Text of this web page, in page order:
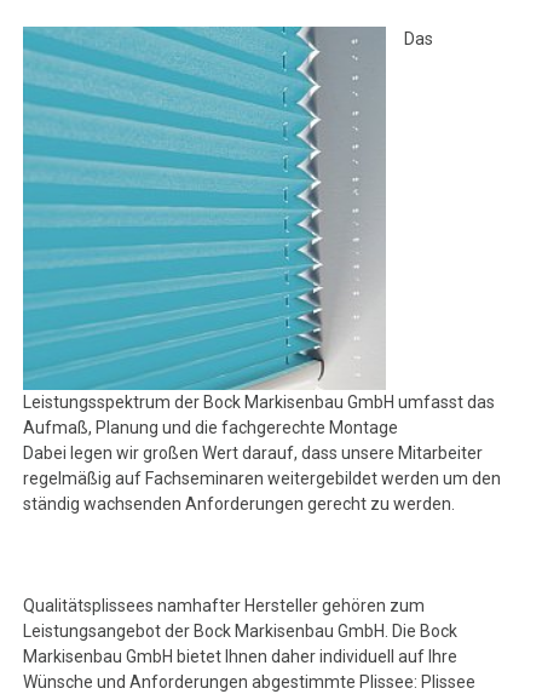
Das
Leistungsspektrum der Bock Markisenbau GmbH umfasst das
Aufmaß, Planung und die fachgerechte Montage
Dabei legen wir großen Wert darauf, dass unsere Mitarbeiter
regelmäßig auf Fachseminaren weitergebildet werden um den
ständig wachsenden Anforderungen gerecht zu werden.
Qualitätsplissees namhafter Hersteller gehören zum
Leistungsangebot der Bock Markisenbau GmbH. Die Bock
Markisenbau GmbH bietet Ihnen daher individuell auf Ihre
Wünsche und Anforderungen abgestimmte Plissee: Plissee